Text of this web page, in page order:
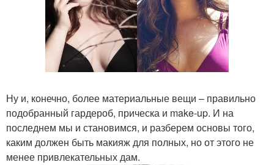
Ну и, конечно, более материальные вещи – правильно
подобранный гардероб, прическа и make-up. И на
последнем мы и становимся, и разберем основы того,
каким должен быть макияж для полных, но от этого не
менее привлекательных дам.